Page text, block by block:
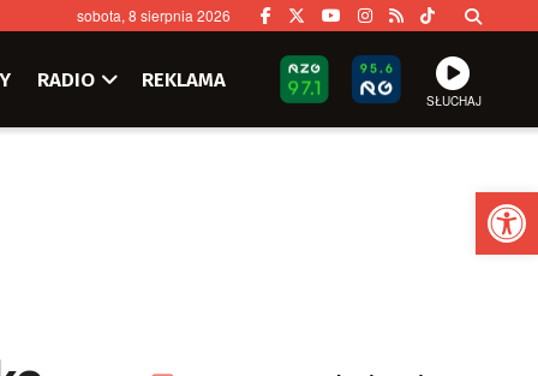
sobota, 8 sierpnia 2026
RADIO REKLAMA
SŁUCHAJ